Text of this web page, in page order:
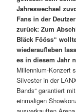
Jahreswechsel
Fans in der
zurück: Zum
Bläck Fööss“
wiederaufleben
es in diesem Jahr
Millennium-Konzert
Silvester in der
Bands“ garantiert
einmaligen